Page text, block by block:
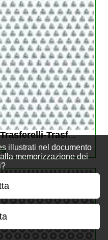
illustrati nel documento
memorizzazione dei
Trasf...